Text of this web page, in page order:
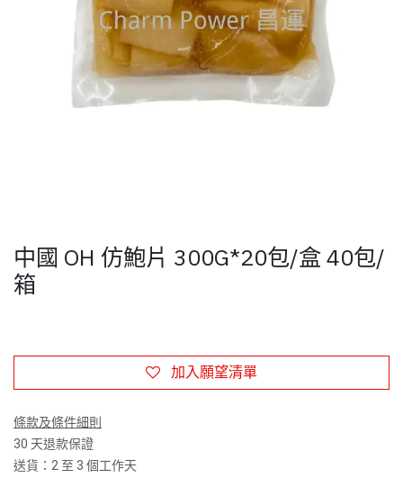
中國 OH 仿鮑片 300G*20包/盒 40包/
箱
加入願望清單
條款及條件細則
30 天退款保證
送貨：2 至 3 個工作天